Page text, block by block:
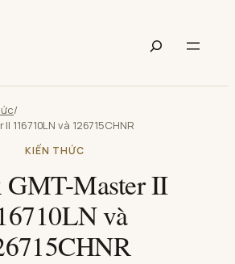
Tìm
kiếm
/
116710LN và 126715CHNR
KIẾN THỨC
GMT-Master II
và